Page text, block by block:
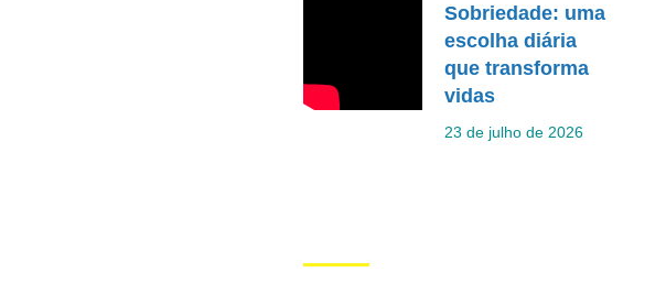
Sobriedade: uma
escolha diária
que transforma
vidas
23 de julho de 2026